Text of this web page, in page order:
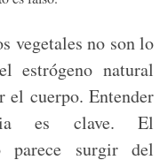
vegetales no son lo
estrógeno natural
el cuerpo. Entender
es clave. El
parece surgir del